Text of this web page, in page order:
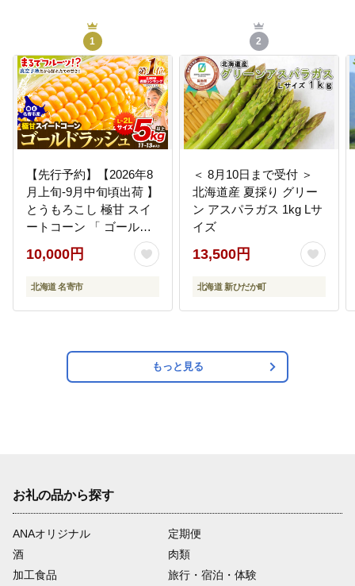
1
【先行予約】【2026年8
月上旬-9月中旬頃出荷 】
とうもろこし 極甘 スイ
ートコーン 「 ゴールド
ラッシュ 」 5kg 以上 11
～13本 特大 サイズ --
nayoro_loc_31_5k_hp---
10,000円
北海道 名寄市
2
＜ 8月10日まで受付 ＞
北海道産 夏採り グリー
ン アスパラガス 1kg Lサ
イズ
13,500円
北海道 新ひだか町
もっと見る
お礼の品から探す
ANAオリジナル
定期便
酒
肉類
加工食品
旅行・宿泊・体験